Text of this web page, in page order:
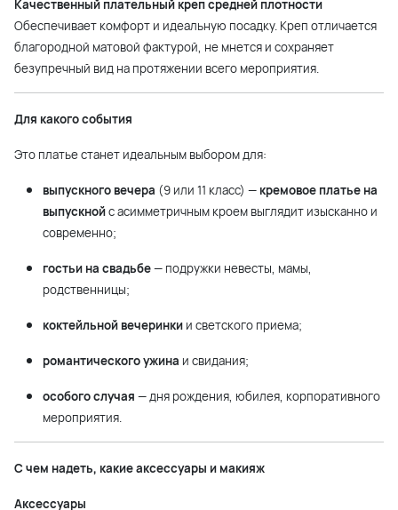
Качественный плательный креп средней плотности
Обеспечивает комфорт и идеальную посадку. Креп отличается
благородной матовой фактурой, не мнется и сохраняет
безупречный вид на протяжении всего мероприятия.
Для какого события
Это платье станет идеальным выбором для:
выпускного вечера (9 или 11 класс) — кремовое платье на
выпускнойс асимметричным кроем выглядит изысканно и
современно;
гостьи на свадьбе— подружки невесты, мамы,
родственницы;
коктейльной вечеринки и светского приема;
романтического ужина и свидания;
особого случая — дня рождения, юбилея, корпоративного
мероприятия.
С чем надеть, какие аксессуары и макияж
Аксессуары